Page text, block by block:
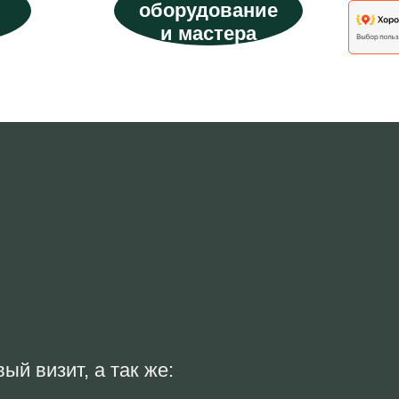
оборудование
и мастера
визит, а так же: